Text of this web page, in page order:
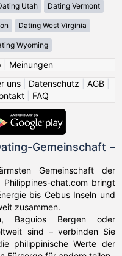
Utah Dating Vermont
Dating West Virginia
Wyoming
Meinungen
uns Datenschutz AGB
FAQ
Gemeinschaft –
Gemeinschaft der
Philippines-chat.com bringt
bis Cebus Inseln und
zusammen.
Baguios Bergen oder
sind – verbinden Sie
philippinische Werte der